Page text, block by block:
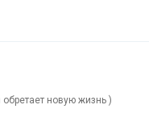
новую жизнь )